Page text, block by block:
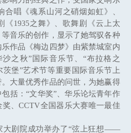
合唱《魂系山河之硝烟如虹》、
《1935之舞》、歌舞剧《云上太
音乐的创作，显示了她驾驭各种
作品《梅边四梦》由紫禁城室内
之秋”国际音乐节、“布拉格之
茨堡”艺术节等重要国际音乐节上
大量优秀作品的问世，为她赢得
括：“文华奖”、华乐论坛青年作
、CCTV全国器乐大赛唯一最佳
大剧院成功举办了“弦上狂想——